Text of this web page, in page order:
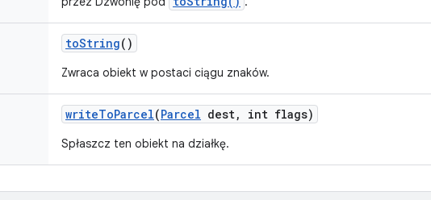
toString()
Zwraca obiekt w postaci ciągu znaków.
writeToParcel(Parcel dest, int flags)
Spłaszcz ten obiekt na działkę.